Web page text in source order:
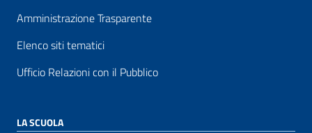
Amministrazione Trasparente
Elenco siti tematici
Ufficio Relazioni con il Pubblico
LA SCUOLA